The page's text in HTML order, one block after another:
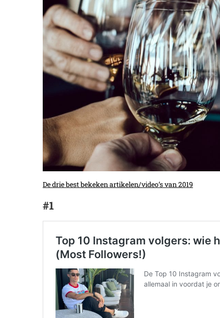
De drie best bekeken artikelen/video’s van 2019
#1